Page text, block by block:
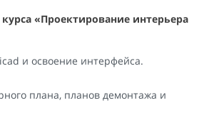
«Проектирование интерьера
и освоение интерфейса.
плана, планов демонтажа и